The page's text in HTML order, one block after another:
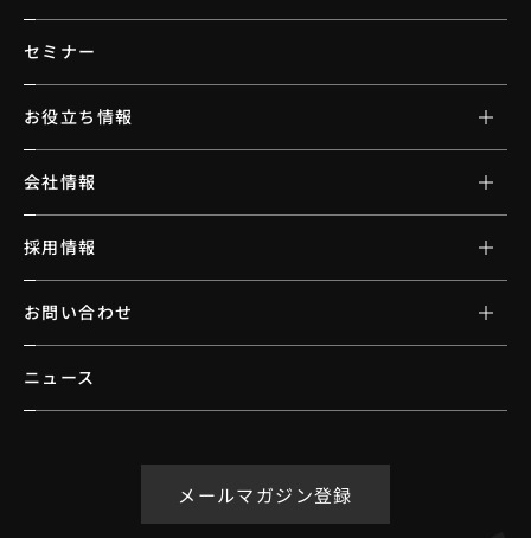
セミナー
お役立ち情報
会社情報
採用情報
お問い合わせ
ニュース
メールマガジン登録